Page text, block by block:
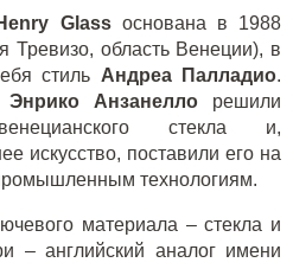
Glass основана в 1988
Тревизо, область Венеции), в
стиль Андреа Палладио.
Энрико Анзанеллорешили
стекла и,
искусство, поставили его на
технологиям.
материала – стекла и
– английский аналог имени